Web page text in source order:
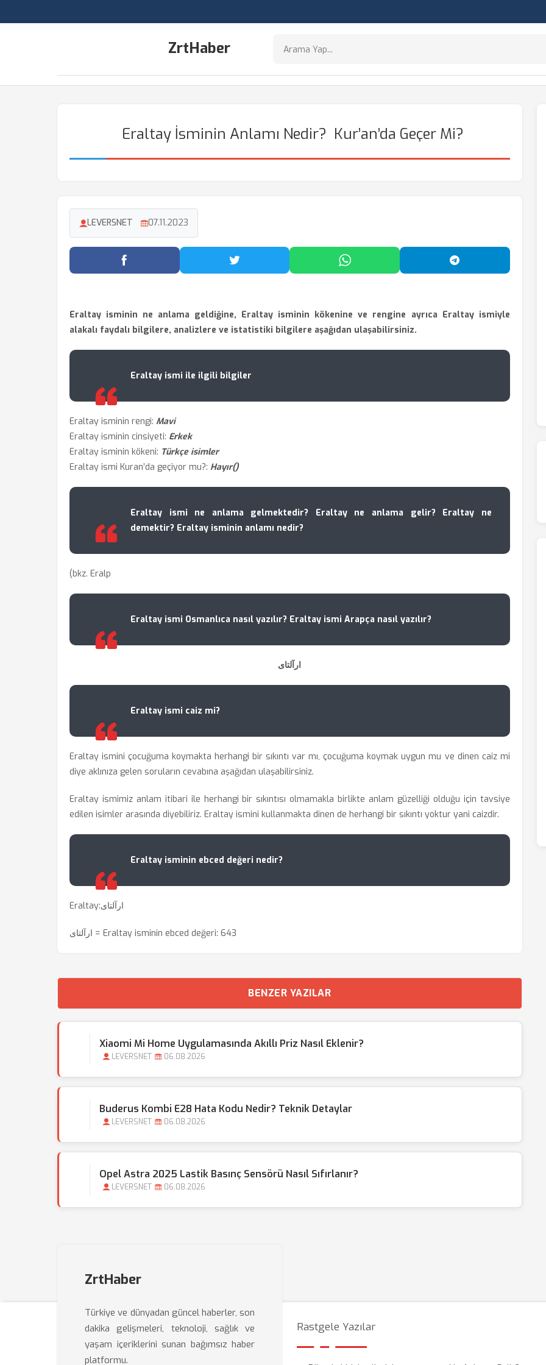
ZrtHaber
Eraltay İsminin Anlamı Nedir? Kur’an’da Geçer Mi?
LEVERSNET 07.11.2023
Facebook'ta Paylaş Twitter'da Paylaş WhatsApp'ta Paylaş Telegram'da
Eraltay isminin ne anlama geldiğine, Eraltay isminin kökenine ve rengine ayrıca Eraltay ismiyle
alakalı faydalı bilgilere, analizlere ve istatistiki bilgilere aşağıdan ulaşabilirsiniz.
Eraltay ismi ile ilgili bilgiler
Eraltay isminin rengi: Mavi
Eraltay isminin cinsiyeti: Erkek
Eraltay isminin kökeni: Türkçe isimler
Eraltay ismi Kuran’da geçiyor mu?: Hayır()
Eraltay ismi ne anlama gelmektedir? Eraltay ne anlama gelir? Eraltay ne
demektir? Eraltay isminin anlamı nedir?
(bkz. Eralp
Eraltay ismi Osmanlıca nasıl yazılır? Eraltay ismi Arapça nasıl yazılır?
ارآلتای
Eraltay ismi caiz mi?
Eraltay ismini çocuğuma koymakta herhangi bir sıkıntı var mı, çocuğuma koymak uygun mu ve dinen caiz mi
diye aklınıza gelen soruların cevabına aşağıdan ulaşabilirsiniz.
Eraltay ismimiz anlam itibari ile herhangi bir sıkıntısı olmamakla birlikte anlam güzelliği olduğu için tavsiye
edilen isimler arasında diyebiliriz. Eraltay ismini kullanmakta dinen de herhangi bir sıkıntı yoktur yani caizdir.
Eraltay isminin ebced değeri nedir?
Eraltay:ارآلتای
ارآلتای = Eraltay isminin ebced değeri: 643
BENZER YAZILAR
Xiaomi Mi Home Uygulamasında Akıllı Priz Nasıl Eklenir?
LEVERSNET 06.08.2026
Buderus Kombi E28 Hata Kodu Nedir? Teknik Detaylar
LEVERSNET 06.08.2026
Opel Astra 2025 Lastik Basınç Sensörü Nasıl Sıfırlanır?
LEVERSNET 06.08.2026
ZrtHaber
Türkiye ve dünyadan güncel haberler, son
dakika gelişmeleri, teknoloji, sağlık ve
yaşam içeriklerini sunan bağımsız haber
platformu.
Rastgele Yazılar